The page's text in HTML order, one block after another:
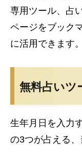
専用ツール、占
ページをブック
に活用できます。
無料占いツ
生年月日を入力
の3つが占える、